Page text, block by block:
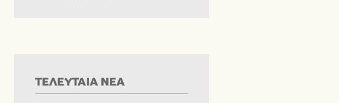
ΤΕΛΕΥΤΑΙΑ ΝΕΑ